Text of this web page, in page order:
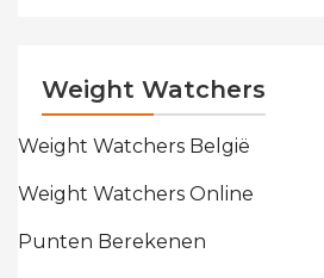
Weight Watchers
Weight Watchers België
Weight Watchers Online
Punten Berekenen